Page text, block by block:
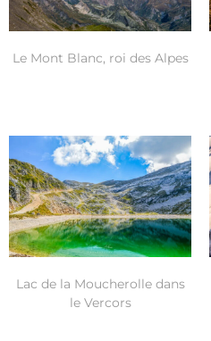
Le Mont Blanc, roi des Alpes
Lac de la Moucherolle dans
le Vercors